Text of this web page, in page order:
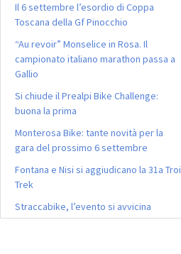
Il 6 settembre l’esordio di Coppa
Toscana della Gf Pinocchio
“Au revoir” Monselice in Rosa. Il
campionato italiano marathon passa a
Gallio
Si chiude il Prealpi Bike Challenge:
buona la prima
Monterosa Bike: tante novità per la
gara del prossimo 6 settembre
Fontana e Nisi si aggiudicano la 31a Troi
Trek
Straccabike, l’evento si avvicina